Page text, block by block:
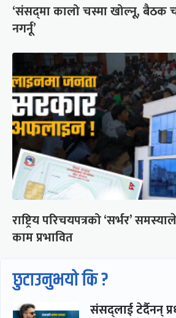
‘संसद्‍मा कालो चस्मा खोल्नू, बैठक
नगर्नू’
राष्ट्रिय परिचयपत्रको ‘सर्भर’
काम प्रभावित
छुटाउनुभयो कि ?
संसद्लाई टेर्दैनन्